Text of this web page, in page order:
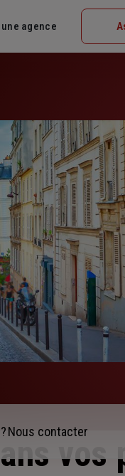
agence
Nous contacter
vos